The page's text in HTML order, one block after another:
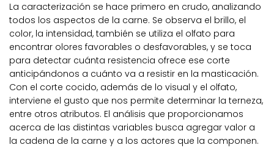
La caracterización se hace primero en crudo, analizando
todos los aspectos de la carne. Se observa el brillo, el
color, la intensidad, también se utiliza el olfato para
encontrar olores favorables o desfavorables, y se toca
para detectar cuánta resistencia ofrece ese corte
anticipándonos a cuánto va a resistir en la masticación.
Con el corte cocido, además de lo visual y el olfato,
interviene el gusto que nos permite determinar la terneza,
entre otros atributos. El análisis que proporcionamos
acerca de las distintas variables busca agregar valor a
la cadena de la carne y a los actores que la componen.